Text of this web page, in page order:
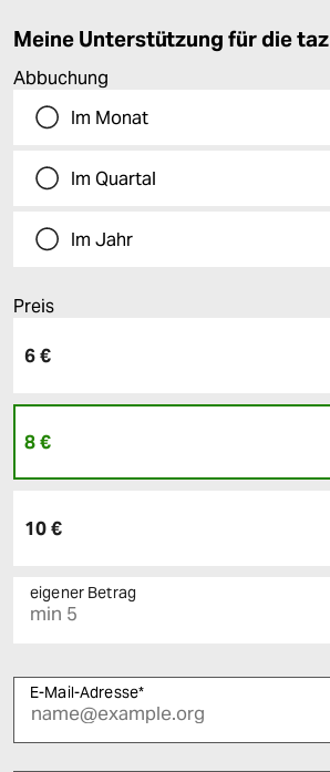
Meine Unterstützung für die taz
Abbuchung
Im Monat
Im Quartal
Im Jahr
Preis
6 €
8 €
10 €
eigener Betrag
E-Mail-Adresse*